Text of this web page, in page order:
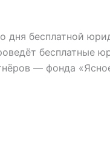
дня бесплатной
бесплатные
— фонда